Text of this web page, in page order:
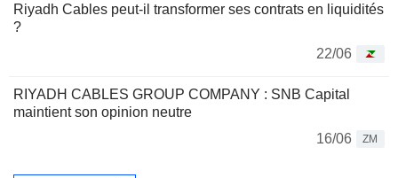
Riyadh Cables peut-il transformer ses contrats en liquidités
?
22/06
RIYADH CABLES GROUP COMPANY : SNB Capital
maintient son opinion neutre
16/06
ZM